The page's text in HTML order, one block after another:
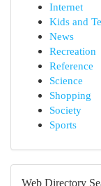
Internet
Kids and
News
Recreation
Reference
Science
Shopping
Society
Sports
Web Directory